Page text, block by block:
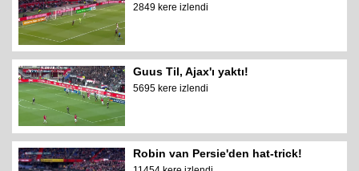
2849 kere izlendi
Guus Til, Ajax'ı yaktı!
5695 kere izlendi
Robin van Persie'den hat-trick!